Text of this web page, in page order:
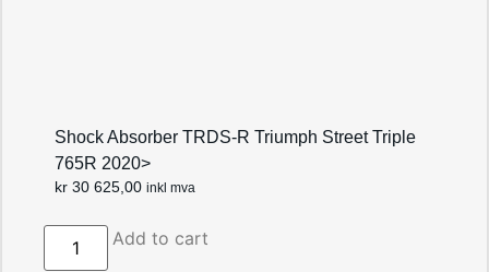
Shock Absorber TRDS-R Triumph Street Triple
765R 2020>
kr 30 625,00 inkl mva
Add to cart